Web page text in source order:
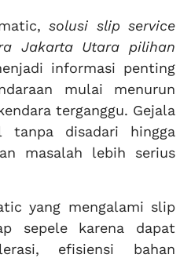
solusi slip service
Jakarta Utara pilihan
informasi penting
mulai menurun
terganggu. Gejala
tanpa disadari hingga
masalah lebih serius
yang mengalami slip
sepele karena dapat
efisiensi bahan